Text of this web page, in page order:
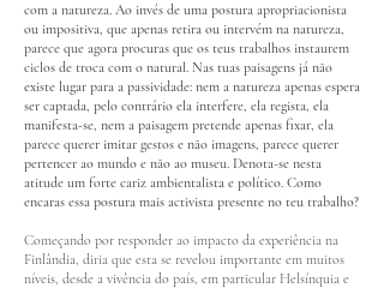
com a natureza. Ao invés de uma postura apropriacionista
ou impositiva, que apenas retira ou intervém na natureza,
parece que agora procuras que os teus trabalhos instaurem
ciclos de troca com o natural. Nas tuas paisagens já não
existe lugar para a passividade: nem a natureza apenas espera
ser captada, pelo contrário ela interfere, ela regista, ela
manifesta-se, nem a paisagem pretende apenas fixar, ela
parece querer imitar gestos e não imagens, parece querer
pertencer ao mundo e não ao museu. Denota-se nesta
atitude um forte cariz ambientalista e político. Como
encaras essa postura mais activista presente no teu trabalho?
Começando por responder ao impacto da experiência na
Finlândia, diria que esta se revelou importante em muitos
níveis, desde a vivência do país, em particular Helsínquia e